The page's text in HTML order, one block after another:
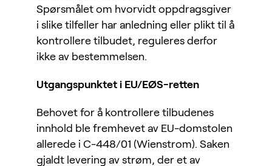
Spørsmålet om hvorvidt oppdragsgiver
i slike tilfeller har anledning eller plikt til å
kontrollere tilbudet, reguleres derfor
ikke av bestemmelsen.
Utgangspunktet i EU/EØS-retten
Behovet for å kontrollere tilbudenes
innhold ble fremhevet av EU-domstolen
allerede i C-448/01 (Wienstrom). Saken
gjaldt levering av strøm, der et av